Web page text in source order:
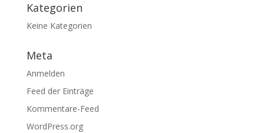
Kategorien
Keine Kategorien
Meta
Anmelden
Feed der Einträge
Kommentare-Feed
WordPress.org